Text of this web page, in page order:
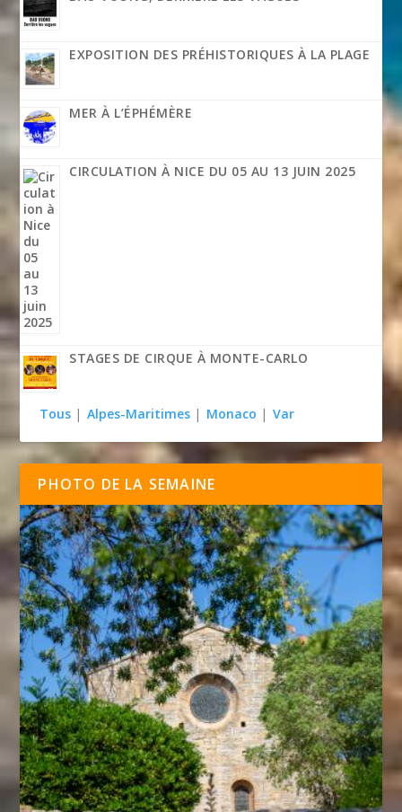
EXPOSITION DES PRÉHISTORIQUES À LA PLAGE
MER À L’ÉPHÉMÈRE
CIRCULATION À NICE DU 05 AU 13 JUIN 2025
STAGES DE CIRQUE À MONTE-CARLO
Tous | Alpes-Maritimes | Monaco | Var
PHOTO DE LA SEMAINE